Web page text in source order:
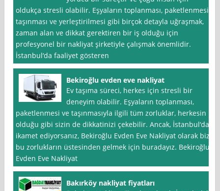
oldukça stresli olabilir. Eşyaların toplanması, paketlenmesi,
taşınması ve yerleştirilmesi gibi birçok detayla uğraşmak,
zaman alan ve dikkat gerektiren bir iş olduğu için
profesyonel bir nakliyat şirketiyle çalışmak önemlidir.
İstanbul‘da faaliyet gösteren
Bekiroğlu evden eve nakliyat
Ev taşıma süreci, herkes için stresli bir
deneyim olabilir. Eşyaların toplanması,
paketlenmesi ve taşınmasıyla ilgili tüm zorluklar, herkesin
olduğu gibi sizin de dikkatinizi çekebilir. Ancak, İstanbul‘da
ikamet ediyorsanız, Bekiroğlu Evden Eve Nakliyat olarak biz
bu zorlukların üstesinden gelmek için buradayız. Bekiroğlu
Evden Eve Nakliyat
Bakırköy nakliyat fiyatları